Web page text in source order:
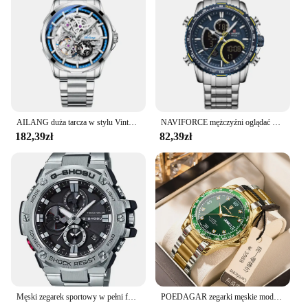
182,39zł 82,39zł
Męski zegarek sportowy w pełni funkcjonalny czas światowy Wodoodporny stop Ponadgabarytowa tarcza Wszystkie wskazówki Praca GSTB100 Seria dębowa POEDAGAR zegarki męskie modna sukienka oryginalny zegarek kwarcowy wodoodporny zegarek ze stali nierdzewnej Luminous data tydzień zegarek dla mężczyzny nowość